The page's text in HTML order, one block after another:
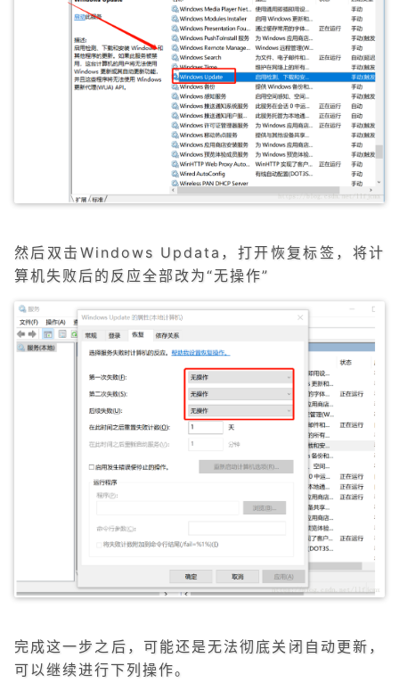
然后双击Windows Updata，打开恢复标签，将计
算机失败后的反应全部改为“无操作”
完成这一步之后，可能还是无法彻底关闭自动更新，
可以继续进行下列操作。